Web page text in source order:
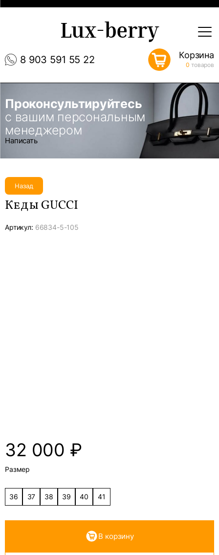
8 903 591 55 22
Lux-berry
Корзина
0 товаров
Проконсультируйтесь
с вашим персональным
менеджером
Написать
Назад
Кеды GUCCI
Артикул: 66834-5-105
32 000 ₽
Размер
36 37 38 39 40 41
В корзину